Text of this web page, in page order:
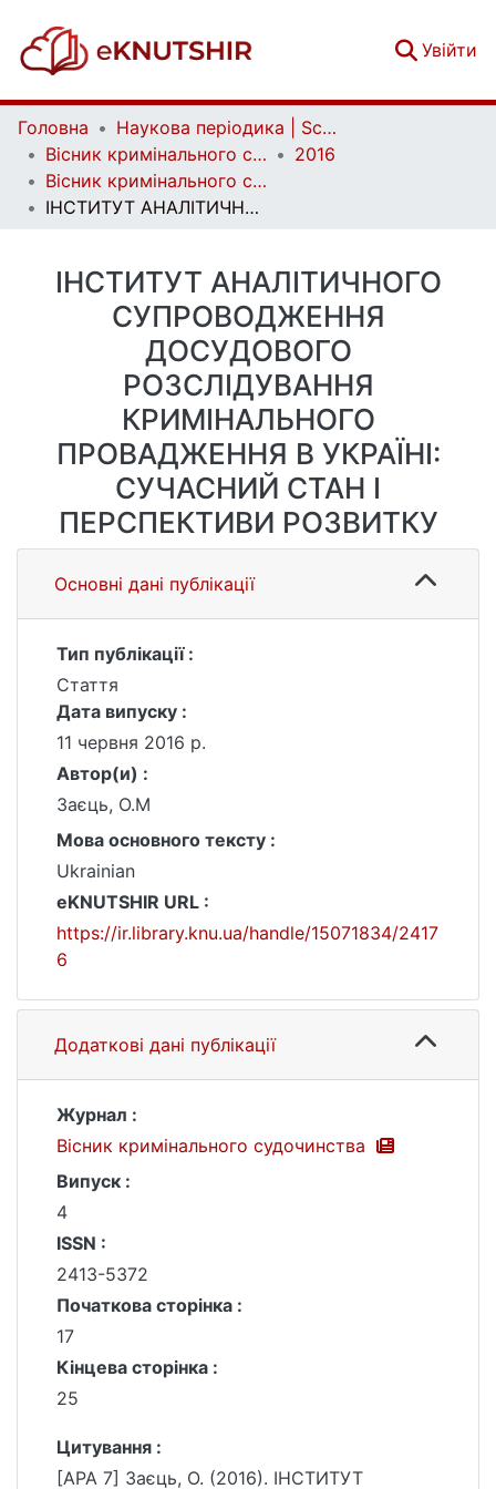
Увійти
Головна
Наукова періодика | Scientific periodicals
Вісник кримінального судочинства | Herald of criminal justice
2016
Вісник кримінального судочинства. № 4
ІНСТИТУТ АНАЛІТИЧНОГО СУПРОВОДЖЕННЯ ДОСУДОВОГО РОЗСЛІДУВАННЯ КРИМІНАЛЬНОГО ПРОВАДЖЕННЯ В УКРАЇНІ: СУЧАСНИЙ СТАН І ПЕРСПЕКТИВИ РОЗВИТКУ
ІНСТИТУТ АНАЛІТИЧНОГО
СУПРОВОДЖЕННЯ
ДОСУДОВОГО
РОЗСЛІДУВАННЯ
КРИМІНАЛЬНОГО
ПРОВАДЖЕННЯ В УКРАЇНІ:
СУЧАСНИЙ СТАН І
ПЕРСПЕКТИВИ РОЗВИТКУ
Основні дані публікації
Тип публікації :
Стаття
Дата випуску :
11 червня 2016 р.
Автор(и) :
Заєць, О.М
Мова основного тексту :
Ukrainian
eKNUTSHIR URL :
https://ir.library.knu.ua/handle/15071834/2417
6
Додаткові дані публікації
Журнал :
Вісник кримінального судочинства
Випуск :
4
ISSN :
2413-5372
Початкова сторінка :
17
Кінцева сторінка :
25
Цитування :
[APA 7] Заєць, О. (2016). ІНСТИТУТ